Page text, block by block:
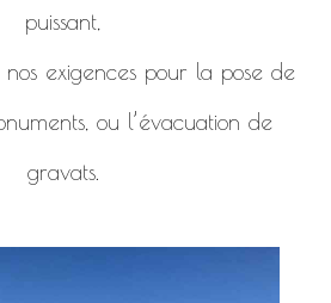
puissant,
exigences pour la pose de
ou l’évacuation de
gravats.